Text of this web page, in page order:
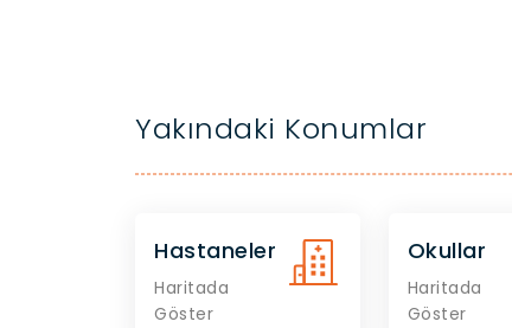
Yakındaki Konumlar
Hastaneler
Haritada
Göster
Okullar
Haritada
Göster